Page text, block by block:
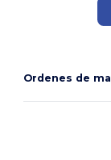
Ordenes de